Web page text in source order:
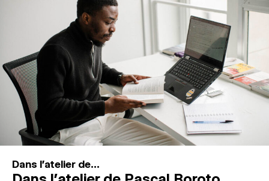
Dans l'atelier de...